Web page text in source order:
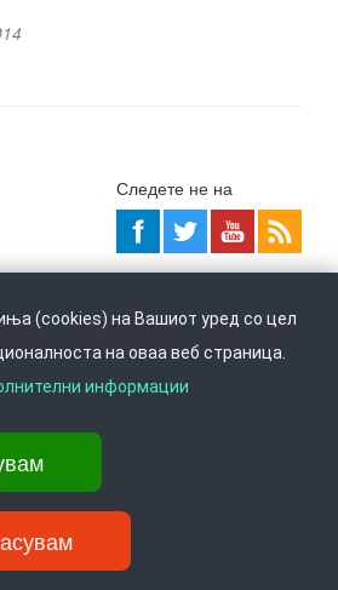
Следете не на
Факс: +389 2 3137 149 |
©2026
(cookies) на Вашиот уред со цел
на оваа веб страница.
информации